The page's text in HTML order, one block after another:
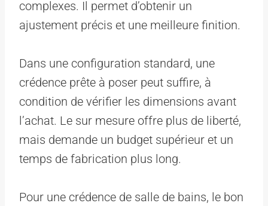
complexes. Il permet d’obtenir un
ajustement précis et une meilleure finition.
Dans une configuration standard, une
crédence prête à poser peut suffire, à
condition de vérifier les dimensions avant
l’achat. Le sur mesure offre plus de liberté,
mais demande un budget supérieur et un
temps de fabrication plus long.
Pour une crédence de salle de bains, le bon